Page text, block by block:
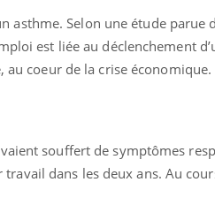
asthme. Selon une étude parue
est liée au déclenchement
au coeur de la crise économique.
souffert de symptômes
dans les deux ans. Au